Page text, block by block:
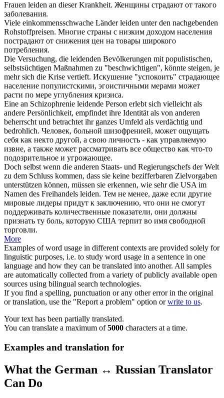
Frauen leiden an dieser Krankheit. Женщины страдают от такого
заболевания.
Viele einkommensschwache Länderleiden unter den nachgebenden
Rohstoffpreisen. Многие страны с низким доходом населения
пострадают от снижения цен на товары широкого
потребления.
Die Versuchung, die leidenden Bevölkerungen mit populistischen,
selbstsüchtigen Maßnahmen zu "beschwichtigen", könnte steigen, je
mehr sich die Krise vertieft. Искушение "успокоить" страдающее
население популистскими, эгоистичными мерами может
расти по мере углубления кризиса.
Eine an Schizophrenie leidende Person erlebt sich vielleicht als
andere Persönlichkeit, empfindet ihre Identität als von anderen
beherrscht und betrachtet ihr ganzes Umfeld als verdächtig und
bedrohlich. Человек, больной шизофренией, может ощущать
себя как некто другой, а свою личность - как управляемую
извне, а также может рассматривать все общество как что-то
подозрительное и угрожающее.
Doch selbst wenn die anderen Staats- und Regierungschefs der Welt
zu dem Schluss kommen, dass sie keine bezifferbaren Zielvorgaben
unterstützen können, müssen sie erkennen, wie sehr die USA im
Namen des Freihandels leiden. Тем не менее, даже если другие
мировые лидеры придут к заключению, что они не смогут
поддерживать количественные показатели, они должны
признать ту боль, которую США терпит во имя свободной
торговли.
More
Examples of word usage in different contexts are provided solely for
linguistic purposes, i.e. to study word usage in a sentence in one
language and how they can be translated into another. All samples
are automatically collected from a variety of publicly available open
sources using bilingual search technologies.
If you find a spelling, punctuation or any other error in the original
or translation, use the "Report a problem" option orwrite to us.
Your text has been partially translated.
You can translate a maximum of5000 characters at a time.
Examples and translation for
What the German ↔ Russian Translator
Can Do